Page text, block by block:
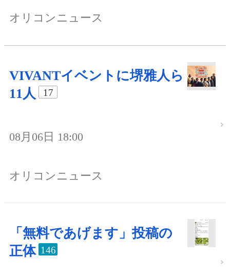
オリコンニュース
VIVANTイベントに堺雅人ら
11人
17
08月06日 18:00
オリコンニュース
「無料であげます」投稿の
正体 146